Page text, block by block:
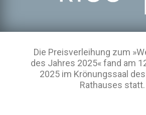
Die Preisverleihung zum
des Jahres 2025« fand am
2025 im Krönungssaal
Rathauses statt.